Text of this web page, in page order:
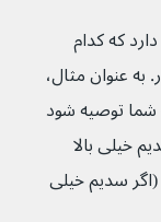
که کدام
عنوان مثال،
توصیه شود
خیلی بالا
سدیم خیلی